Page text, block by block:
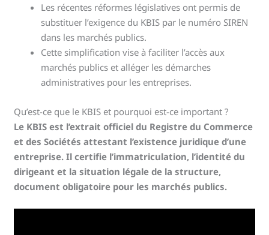
Les récentes réformes législatives ont permis de
substituer l’exigence du KBIS par le numéro SIREN
dans les marchés publics.
Cette simplification vise à faciliter l’accès aux
marchés publics et alléger les démarches
administratives pour les entreprises.
Qu’est-ce que le KBIS et pourquoi est-ce important ?
Le KBIS est l’extrait officiel du Registre du Commerce
et des Sociétés attestant l’existence juridique d’une
entreprise. Il certifie l’immatriculation, l’identité du
dirigeant et la situation légale de la structure,
document obligatoire pour les marchés publics.